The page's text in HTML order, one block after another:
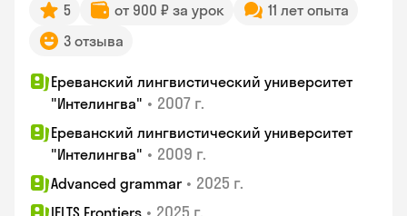
5 от 900 ₽ за урок
11 лет опыта
3 отзыва
Ереванский лингвистический университет
"Интелингва" • 2007 г.
Ереванский лингвистический университет
"Интелингва" • 2009 г.
Advanced grammar • 2025 г.
IELTS Frontiers